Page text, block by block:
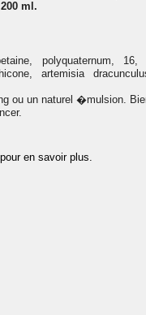
ml.
polyquaternum, 16,
artemisia
ou un naturel �mulsion.
en savoir plus.